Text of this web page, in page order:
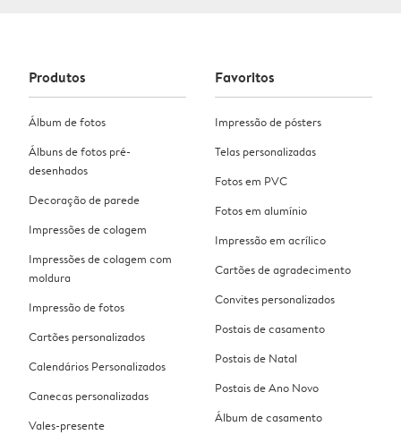
Produtos
Álbum de fotos
Álbuns de fotos pré-
desenhados
Decoração de parede
Impressões de colagem
Impressões de colagem com
moldura
Impressão de fotos
Cartões personalizados
Calendários Personalizados
Canecas personalizadas
Vales-presente
Favoritos
Impressão de pósters
Telas personalizadas
Fotos em PVC
Fotos em alumínio
Impressão em acrílico
Cartões de agradecimento
Convites personalizados
Postais de casamento
Postais de Natal
Postais de Ano Novo
Álbum de casamento